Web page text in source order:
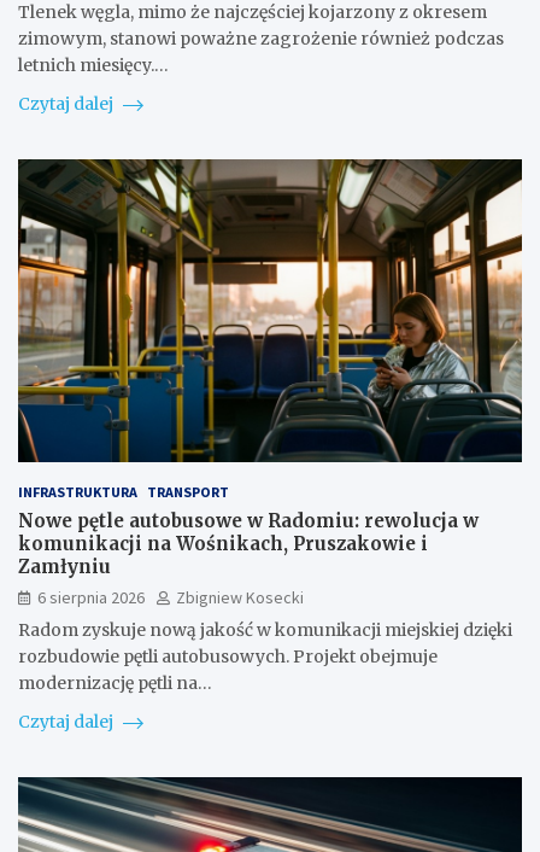
Tlenek węgla, mimo że najczęściej kojarzony z okresem
zimowym, stanowi poważne zagrożenie również podczas
letnich miesięcy.…
Czytaj dalej
INFRASTRUKTURA TRANSPORT
Nowe pętle autobusowe w Radomiu: rewolucja w
komunikacji na Wośnikach, Pruszakowie i
Zamłyniu
6 sierpnia 2026
Zbigniew Kosecki
Radom zyskuje nową jakość w komunikacji miejskiej dzięki
rozbudowie pętli autobusowych. Projekt obejmuje
modernizację pętli na…
Czytaj dalej